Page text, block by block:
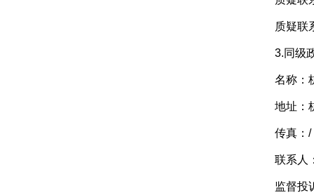
质疑联系
3.同级政
名称：杭
地址：杭
传真：/
联系人
监督投诉